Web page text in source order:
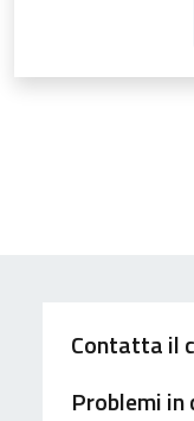
Contatta il
Problemi